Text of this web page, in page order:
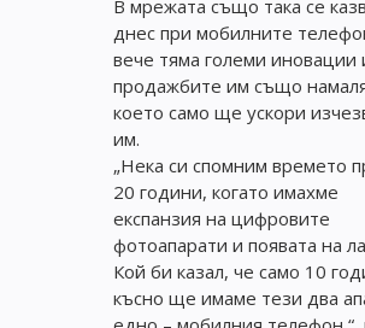
В мрежата също така се
днес при мобилните
вече тяма големи иновации
продажбите им също
което само ще ускори
им.
„Нека си спомним времето
20 години, когато имахме
експанзия на цифровите
фотоапарати и появата на
Кой би казал, че само 10
късно ще имаме тези два